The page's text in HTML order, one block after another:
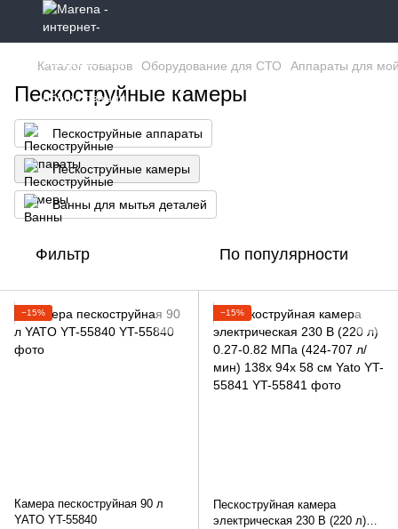
Каталог товаров Оборудование для СТО Аппараты для
Пескоструйные камеры
Пескоструйные аппараты
Пескоструйные камеры
Ванны для мытья деталей
Фильтр По популярности
−15%
Камера пескоструйная 90 л
YATO YT-55840
−15%
Пескоструйная камера
электрическая 230 В (220 л)